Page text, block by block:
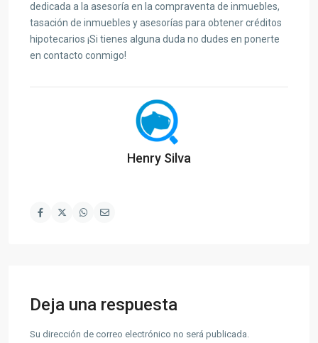
dedicada a la asesoría en la compraventa de inmuebles,
tasación de inmuebles y asesorías para obtener créditos
hipotecarios ¡Si tienes alguna duda no dudes en ponerte
en contacto conmigo!
Henry Silva
Deja una respuesta
Su dirección de correo electrónico no será publicada.